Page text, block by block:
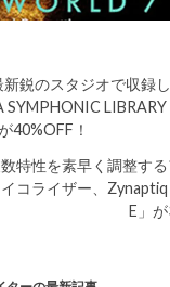
新鋭のスタジオで収録
SYMPHONIC LIBRARY
40%OFF！
特性を素早く調整す
コライザー、
E」